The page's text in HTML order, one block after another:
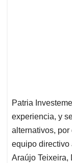
Patria
experiencia, y
alternativos, por
equipo directivo
Araújo Teixeira,